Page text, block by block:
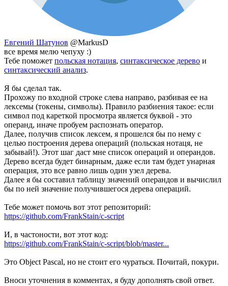
Евгений Шатунов @MarkusD
все время мелю чепуху :)
Тебе поможет польская нотация, синтаксическое дерево и
синтаксический анализ.
Я бы сделал так.
Прохожу по входной строке слева направо, разбивая ее на
лексемы (токены, символы). Правило разбиения такое: если
символ под кареткой просмотра является буквой - это
операнд, иначе пробуем распознать оператор.
Далее, получив список лексем, я прошелся бы по нему с
целью построения дерева операций (польская нотаця, не
забывай!). Этот шаг даст мне список операций и операндов.
Дерево всегда будет бинарным, даже если там будет унарная
операция, это все равно лишь один узел дерева.
Далее я бы составил таблицу значений операндов и вычислил
бы по ней значение получившегося дерева операций.
Тебе может помочь вот этот репозиторий:
https://github.com/FrankStain/c-script
И, в частоности, вот этот код:
https://github.com/FrankStain/c-script/blob/master...
Это Object Pascal, но не стоит его чураться. Почитай, покури.
Вноси уточнения в комментах, я буду дополнять свой ответ.